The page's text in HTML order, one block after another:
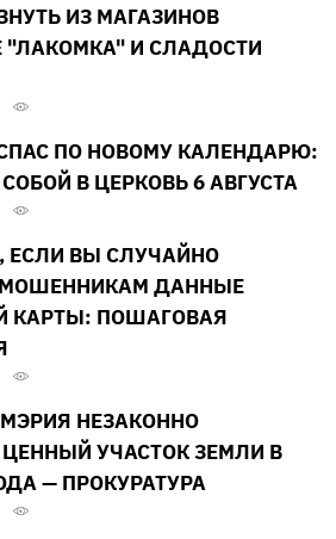
ИЗ МАГАЗИНОВ
И СЛАДОСТИ
ПО НОВОМУ КАЛЕНДАРЮ:
В ЦЕРКОВЬ 6 АВГУСТА
ЕСЛИ ВЫ СЛУЧАЙНО
ДАННЫЕ
КАРТЫ: ПОШАГОВАЯ
НЕЗАКОННО
УЧАСТОК ЗЕМЛИ В
— ПРОКУРАТУРА